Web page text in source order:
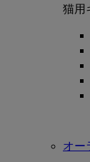
猫用
オー